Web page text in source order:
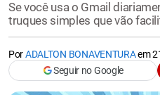
Se você usa o Gmail
truques simples que vão
PorADALTON BONAVENTURAem
Seguir no Google